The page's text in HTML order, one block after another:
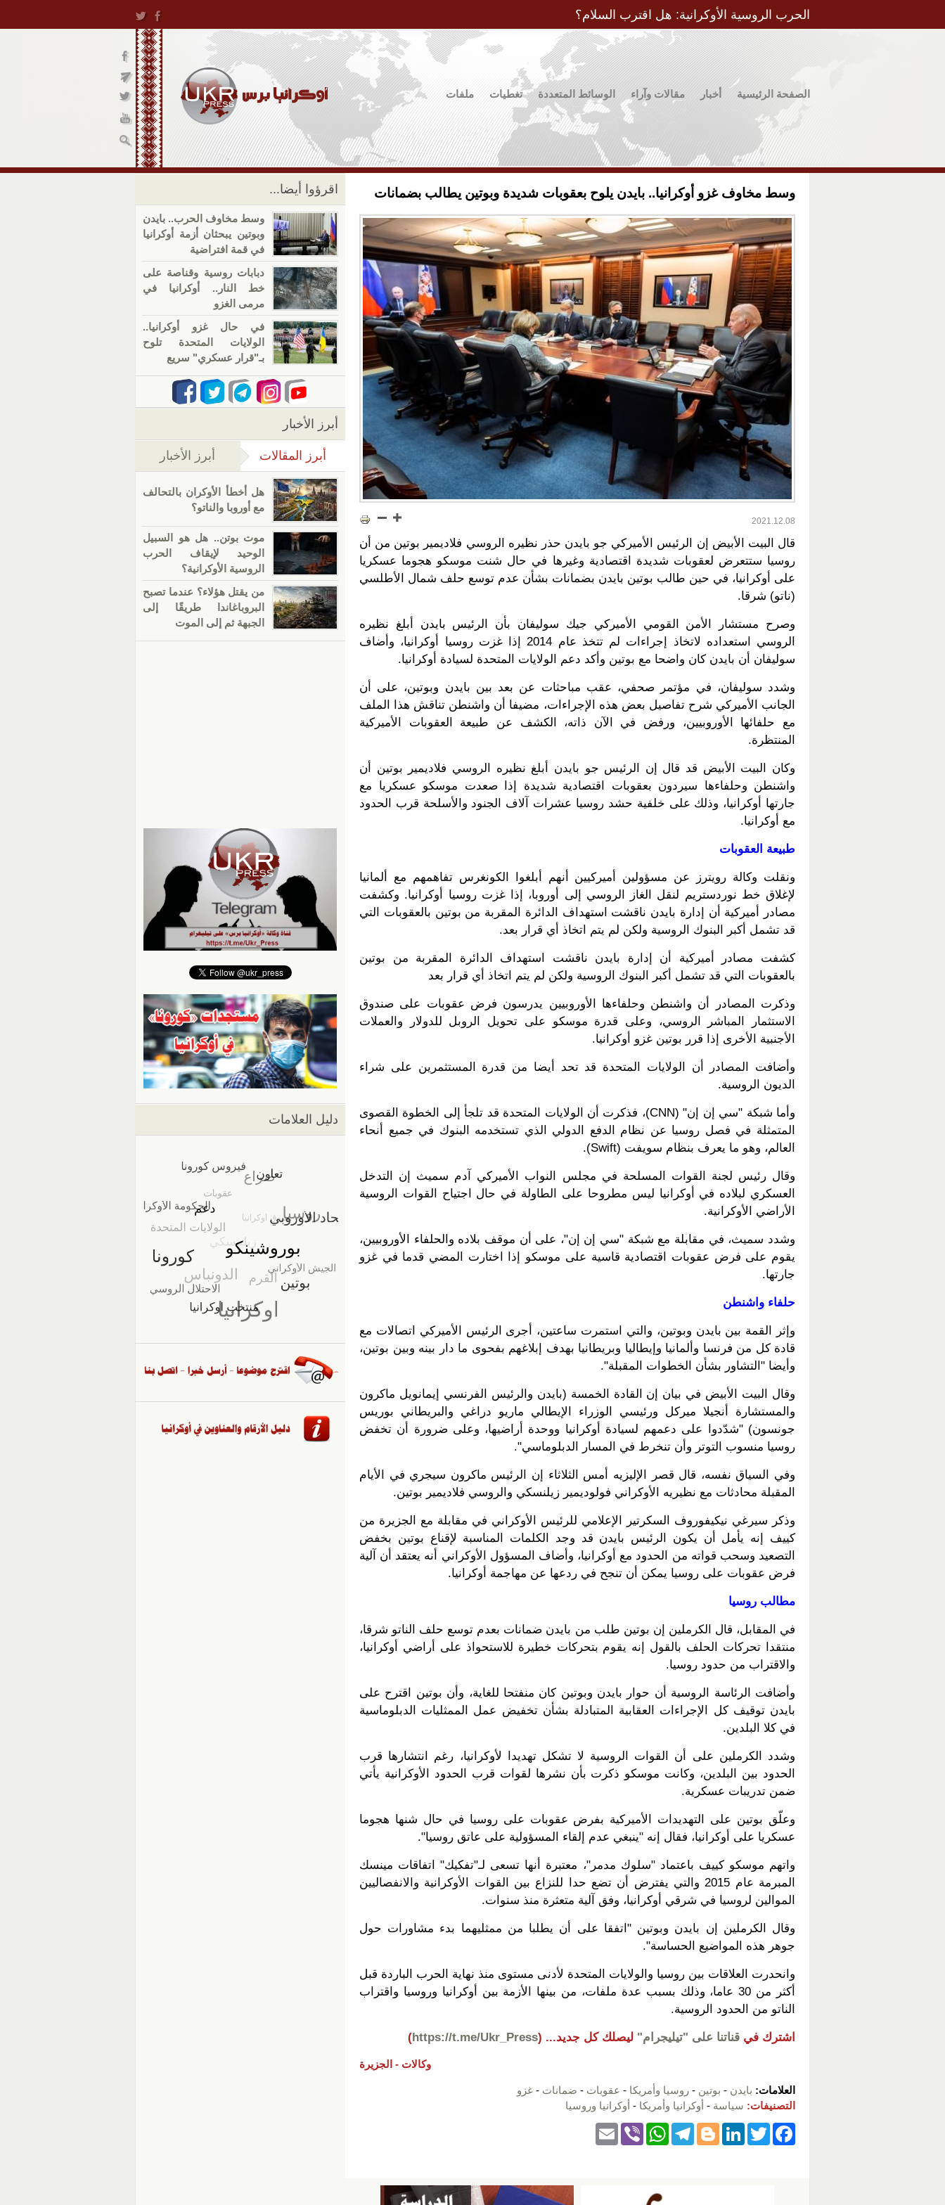
الحرب الروسية الأوكرانية: هل اقترب السلام؟
الصفحة الرئيسية أخبار مقالات وآراء الوسائط المتعددة تغطيات ملفات
وسط مخاوف غزو أوكرانيا.. بايدن يلوح بعقوبات شديدة وبوتين يطالب بضمانات
2021.12.08
قال البيت الأبيض إن الرئيس الأميركي جو بايدن حذر نظيره الروسي فلاديمير بوتين من أن
روسيا ستتعرض لعقوبات شديدة اقتصادية وغيرها في حال شنت موسكو هجوما عسكريا
على أوكرانيا، في حين طالب بوتين بايدن بضمانات بشأن عدم توسع حلف شمال الأطلسي
(ناتو) شرقا.
وصرح مستشار الأمن القومي الأميركي جيك سوليفان بأن الرئيس بايدن أبلغ نظيره
الروسي استعداده لاتخاذ إجراءات لم تتخذ عام 2014 إذا غزت روسيا أوكرانيا، وأضاف
سوليفان أن بايدن كان واضحا مع بوتين وأكد دعم الولايات المتحدة لسيادة أوكرانيا.
وشدد سوليفان، في مؤتمر صحفي، عقب مباحثات عن بعد بين بايدن وبوتين، على أن
الجانب الأميركي شرح تفاصيل بعض هذه الإجراءات، مضيفا أن واشنطن تناقش هذا الملف
مع حلفائها الأوروبيين، ورفض في الآن ذاته، الكشف عن طبيعة العقوبات الأميركية
المنتظرة.
وكان البيت الأبيض قد قال إن الرئيس جو بايدن أبلغ نظيره الروسي فلاديمير بوتين أن
واشنطن وحلفاءها سيردون بعقوبات اقتصادية شديدة إذا صعدت موسكو عسكريا مع
جارتها أوكرانيا، وذلك على خلفية حشد روسيا عشرات آلاف الجنود والأسلحة قرب الحدود
مع أوكرانيا.
طبيعة العقوبات
ونقلت وكالة رويترز عن مسؤولين أميركيين أنهم أبلغوا الكونغرس تفاهمهم مع ألمانيا
لإغلاق خط نوردستريم لنقل الغاز الروسي إلى أوروبا، إذا غزت روسيا أوكرانيا. وكشفت
مصادر أميركية أن إدارة بايدن ناقشت استهداف الدائرة المقربة من بوتين بالعقوبات التي
قد تشمل أكبر البنوك الروسية ولكن لم يتم اتخاذ أي قرار بعد.
كشفت مصادر أميركية أن إدارة بايدن ناقشت استهداف الدائرة المقربة من بوتين
بالعقوبات التي قد تشمل أكبر البنوك الروسية ولكن لم يتم اتخاذ أي قرار بعد
وذكرت المصادر أن واشنطن وحلفاءها الأوروبيين يدرسون فرض عقوبات على صندوق
الاستثمار المباشر الروسي، وعلى قدرة موسكو على تحويل الروبل للدولار والعملات
الأجنبية الأخرى إذا قرر بوتين غزو أوكرانيا.
وأضافت المصادر أن الولايات المتحدة قد تحد أيضا من قدرة المستثمرين على شراء
الديون الروسية.
وأما شبكة "سي إن إن" (CNN)، فذكرت أن الولايات المتحدة قد تلجأ إلى الخطوة القصوى
المتمثلة في فصل روسيا عن نظام الدفع الدولي الذي تستخدمه البنوك في جميع أنحاء
العالم، وهو ما يعرف بنظام سويفت (Swift).
وقال رئيس لجنة القوات المسلحة في مجلس النواب الأميركي آدم سميث إن التدخل
العسكري لبلاده في أوكرانيا ليس مطروحا على الطاولة في حال اجتياح القوات الروسية
الأراضي الأوكرانية.
وشدد سميث، في مقابلة مع شبكة "سي إن إن"، على أن موقف بلاده والحلفاء الأوروبيين،
يقوم على فرض عقوبات اقتصادية قاسية على موسكو إذا اختارت المضي قدما في غزو
جارتها.
حلفاء واشنطن
وإثر القمة بين بايدن وبوتين، والتي استمرت ساعتين، أجرى الرئيس الأميركي اتصالات مع
قادة كل من فرنسا وألمانيا وإيطاليا وبريطانيا بهدف إبلاغهم بفحوى ما دار بينه وبين بوتين،
وأيضا "التشاور بشأن الخطوات المقبلة".
وقال البيت الأبيض في بيان إن القادة الخمسة (بايدن والرئيس الفرنسي إيمانويل ماكرون
والمستشارة أنجيلا ميركل ورئيسي الوزراء الإيطالي ماريو دراغي والبريطاني بوريس
جونسون) "شدّدوا على دعمهم لسيادة أوكرانيا ووحدة أراضيها، وعلى ضرورة أن تخفض
روسيا منسوب التوتر وأن تنخرط في المسار الدبلوماسي".
وفي السياق نفسه، قال قصر الإليزيه أمس الثلاثاء إن الرئيس ماكرون سيجري في الأيام
المقبلة محادثات مع نظيريه الأوكراني فولوديمير زيلنسكي والروسي فلاديمير بوتين.
وذكر سيرغي نيكيفوروف السكرتير الإعلامي للرئيس الأوكراني في مقابلة مع الجزيرة من
كييف إنه يأمل أن يكون الرئيس بايدن قد وجد الكلمات المناسبة لإقناع بوتين بخفض
التصعيد وسحب قواته من الحدود مع أوكرانيا، وأضاف المسؤول الأوكراني أنه يعتقد أن آلية
فرض عقوبات على روسيا يمكن أن تنجح في ردعها عن مهاجمة أوكرانيا.
مطالب روسيا
في المقابل، قال الكرملين إن بوتين طلب من بايدن ضمانات بعدم توسع حلف الناتو شرقا،
منتقدا تحركات الحلف بالقول إنه يقوم بتحركات خطيرة للاستحواذ على أراضي أوكرانيا،
والاقتراب من حدود روسيا.
وأضافت الرئاسة الروسية أن حوار بايدن وبوتين كان منفتحا للغاية، وأن بوتين اقترح على
بايدن توقيف كل الإجراءات العقابية المتبادلة بشأن تخفيض عمل الممثليات الدبلوماسية
في كلا البلدين.
وشدد الكرملين على أن القوات الروسية لا تشكل تهديدا لأوكرانيا، رغم انتشارها قرب
الحدود بين البلدين، وكانت موسكو ذكرت بأن نشرها لقوات قرب الحدود الأوكرانية يأتي
ضمن تدريبات عسكرية.
وعلّق بوتين على التهديدات الأميركية بفرض عقوبات على روسيا في حال شنها هجوما
عسكريا على أوكرانيا، فقال إنه "ينبغي عدم إلقاء المسؤولية على عاتق روسيا".
واتهم موسكو كييف باعتماد "سلوك مدمر"، معتبرة أنها تسعى لـ"تفكيك" اتفاقات مينسك
المبرمة عام 2015 والتي يفترض أن تضع حدا للنزاع بين القوات الأوكرانية والانفصاليين
الموالين لروسيا في شرقي أوكرانيا، وفق آلية متعثرة منذ سنوات.
وقال الكرملين إن بايدن وبوتين "اتفقا على أن يطلبا من ممثليهما بدء مشاورات حول
جوهر هذه المواضيع الحساسة".
وانحدرت العلاقات بين روسيا والولايات المتحدة لأدنى مستوى منذ نهاية الحرب الباردة قبل
أكثر من 30 عاما، وذلك بسبب عدة ملفات، من بينها الأزمة بين أوكرانيا وروسيا واقتراب
الناتو من الحدود الروسية.
اشترك في قناتنا على "تيليجرام" ليصلك كل جديد... (
https://t.me/Ukr_Press
)
وكالات - الجزيرة
العلامات: بايدن - بوتين - روسيا وأمريكا - عقوبات - ضمانات - غزو
التصنيفات: سياسة - أوكرانيا وأمريكا - أوكرانيا وروسيا
F
T
Li
Bl
T
gr
W
s
Vi
اقرؤوا أيضا...
وسط مخاوف الحرب.. بايدن
وبوتين يبحثان أزمة أوكرانيا
في قمة افتراضية
دبابات روسية وقناصة على
خط النار.. أوكرانيا في
مرمى الغزو
في حال غزو أوكرانيا..
الولايات المتحدة تلوح
بـ"قرار عسكري" سريع
أبرز الأخبار
أبرز المقالات (علامة التبويب النشطة)
أبرز الأخبار
هل أخطأ الأوكران بالتحالف
مع أوروبا والناتو؟
موت بوتن.. هل هو السبيل
الوحيد لإيقاف الحرب
الروسية الأوكرانية؟
من يقتل هؤلاء؟ عندما تصبح
البروباغاندا طريقًا إلى
الجبهة ثم إلى الموت
دليل العلامات